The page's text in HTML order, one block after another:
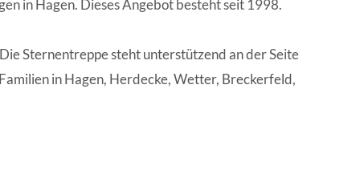
in Hagen. Dieses Angebot besteht seit 1998.
Sternentreppe steht unterstützend an der Seite
in Hagen, Herdecke, Wetter, Breckerfeld,